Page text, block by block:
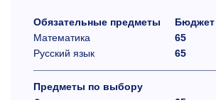
Обязательные предметы Бюджет
Математика
65
Русский язык
65
Предметы по выбору